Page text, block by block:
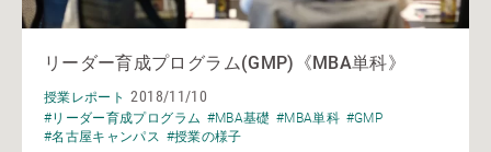
リーダー育成プログラム(GMP)《MBA単科》
授業レポート 2018/11/10
#リーダー育成プログラム #MBA基礎 #MBA単科 #GMP
#名古屋キャンパス #授業の様子